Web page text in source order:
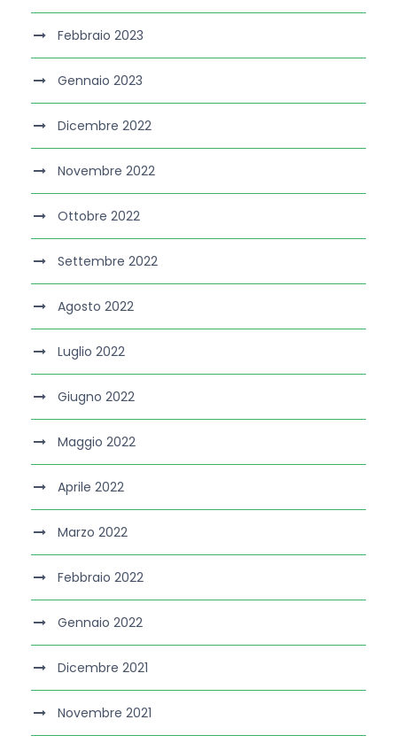
Febbraio 2023
Gennaio 2023
Dicembre 2022
Novembre 2022
Ottobre 2022
Settembre 2022
Agosto 2022
Luglio 2022
Giugno 2022
Maggio 2022
Aprile 2022
Marzo 2022
Febbraio 2022
Gennaio 2022
Dicembre 2021
Novembre 2021